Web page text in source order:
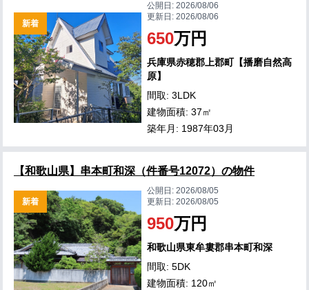
新着
公開日:2026/08/06
更新日:2026/08/06
650万円
兵庫県赤穂郡上郡町【播磨自然高
原】
間取: 3LDK
建物面積: 37㎡
築年月: 1987年03月
【和歌山県】串本町和深（件番号12072）の物件
新着
公開日:2026/08/05
更新日:2026/08/05
950万円
和歌山県東牟婁郡串本町和深
間取: 5DK
建物面積: 120㎡